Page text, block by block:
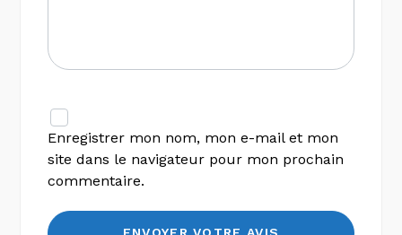
Enregistrer mon nom, mon e-mail et mon
site dans le navigateur pour mon prochain
commentaire.